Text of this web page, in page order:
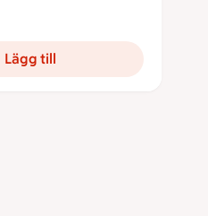
Lägg till